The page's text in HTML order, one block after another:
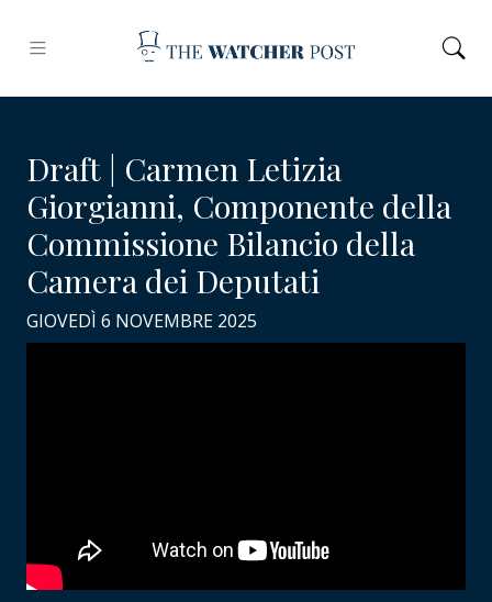
Draft | Carmen Letizia
Giorgianni, Componente della
Commissione Bilancio della
Camera dei Deputati
GIOVEDÌ 6 NOVEMBRE 2025